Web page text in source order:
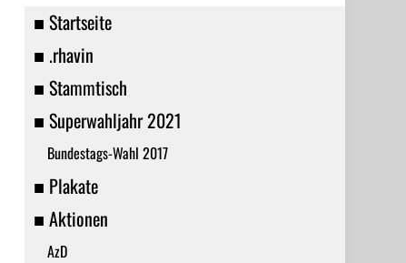
■ Startseite
■ .rhavin
■ Stammtisch
■ Superwahljahr 2021
Bundestags-Wahl 2017
■ Plakate
■ Aktionen
AzD